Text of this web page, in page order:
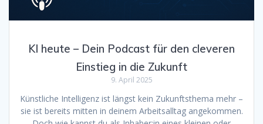
KI heute – Dein Podcast für den cleveren
Einstieg in die Zukunft
9. April 2025
Künstliche Intelligenz ist längst kein Zukunftsthema mehr –
sie ist bereits mitten in deinem Arbeitsalltag angekommen.